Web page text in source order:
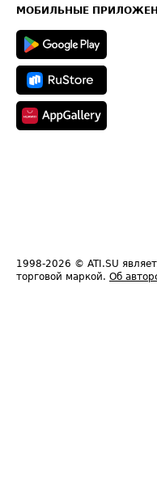
Техническая информация
МОБИЛЬНЫЕ
1998-2026 © ATI.SU
торговой маркой. Об